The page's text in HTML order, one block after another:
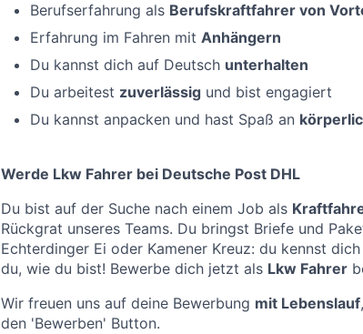
Berufserfahrung als Berufskraftfahrer von
Erfahrung im Fahren mit Anhängern
Du kannst dich auf Deutsch unterhalten
Du arbeitest zuverlässig und bist engagiert
Du kannst anpacken und hast Spaß an
Werde Lkw Fahrer bei Deutsche Post DHL
Du bist auf der Suche nach einem Job als
Rückgrat unseres Teams. Du bringst Briefe und
Echterdinger Ei oder Kamener Kreuz: du kennst
du, wie du bist! Bewerbe dich jetzt als Lkw Fahrer
Wir freuen uns auf deine Bewerbung mit Lebenslauf
den 'Bewerben' Button.